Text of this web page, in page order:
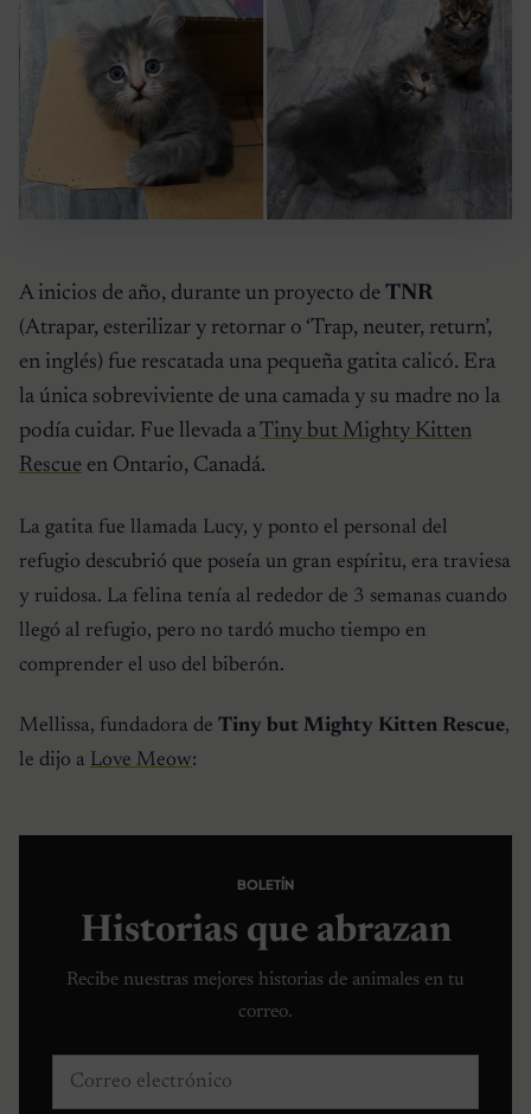
A inicios de año, durante un proyecto de TNR
(Atrapar, esterilizar y retornar o ‘Trap, neuter, return’,
en inglés) fue rescatada una pequeña gatita calicó. Era
la única sobreviviente de una camada y su madre no la
podía cuidar. Fue llevada aTiny but Mighty Kitten
Rescue en Ontario, Canadá.
La gatita fue llamada Lucy, y ponto el personal del
refugio descubrió que poseía un gran espíritu, era traviesa
y ruidosa. La felina tenía al rededor de 3 semanas cuando
llegó al refugio, pero no tardó mucho tiempo en
comprender el uso del biberón.
Mellissa, fundadora de Tiny but Mighty Kitten Rescue,
le dijo a Love Meow:
BOLETÍN
Historias que abrazan
Recibe nuestras mejores historias de animales en tu
correo.
Correo electrónico